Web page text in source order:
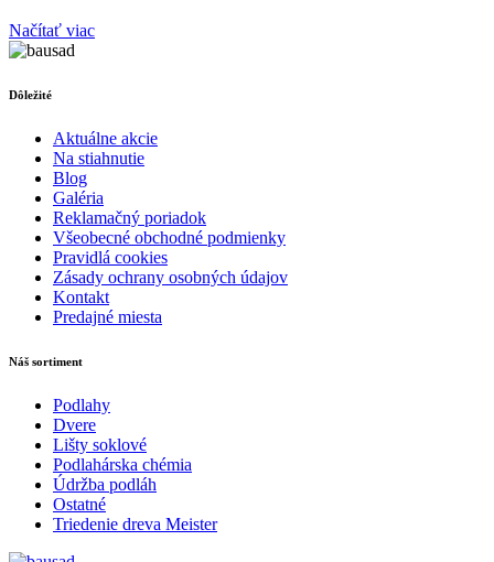
Načítať viac
Dôležité
Aktuálne akcie
Na stiahnutie
Blog
Galéria
Reklamačný poriadok
Všeobecné obchodné podmienky
Pravidlá cookies
Zásady ochrany osobných údajov
Kontakt
Predajné miesta
Náš sortiment
Podlahy
Dvere
Lišty soklové
Podlahárska chémia
Údržba podláh
Ostatné
Triedenie dreva Meister